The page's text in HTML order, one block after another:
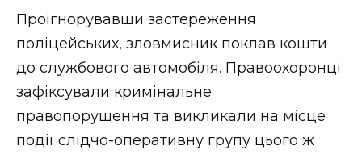
Проігнорувавши застереження
поліцейських, зловмисник поклав кошти
до службового автомобіля. Правоохоронці
зафіксували кримінальне
правопорушення та викликали на місце
події слідчо-оперативну групу цього ж